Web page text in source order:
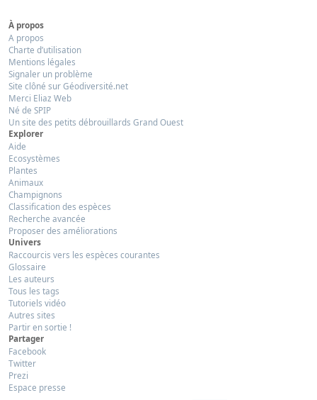
À propos
A propos
Charte d’utilisation
Mentions légales
Signaler un problème
Site clôné sur Géodiversité.net
Merci Eliaz Web
Né de SPIP
Un site des petits débrouillards Grand Ouest
Explorer
Aide
Ecosystèmes
Plantes
Animaux
Champignons
Classification des espèces
Recherche avancée
Proposer des améliorations
Univers
Raccourcis vers les espèces courantes
Glossaire
Les auteurs
Tous les tags
Tutoriels vidéo
Autres sites
Partir en sortie !
Partager
Facebook
Twitter
Prezi
Espace presse